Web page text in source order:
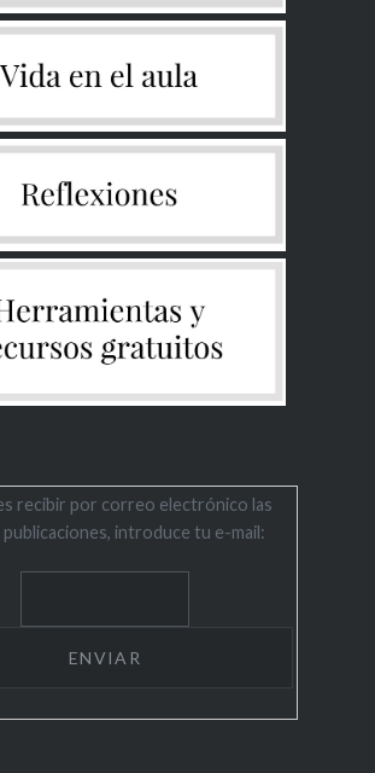
recibir por correo electrónico las
publicaciones, introduce tu e-mail: